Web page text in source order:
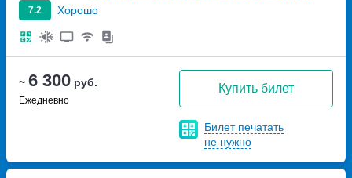
~ 6 300 руб.
Ежедневно
Купить билет
Билет печатать
не нужно
7.2 Хорошо